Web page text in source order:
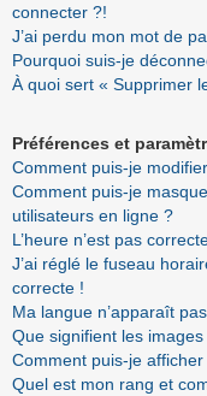
connecter ?!
J’ai perdu mon mot de
Pourquoi suis-je
À quoi sert « Supprimer
Préférences et
Comment puis-je
Comment puis-je
utilisateurs en ligne ?
L’heure n’est pas
J’ai réglé le fuseau
correcte !
Ma langue n’apparaît
Que signifient les
Comment puis-je
Quel est mon rang et